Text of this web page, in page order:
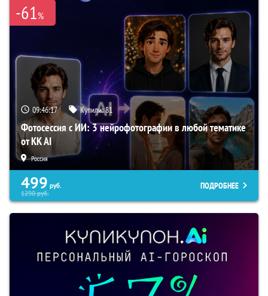
-61%
09:46:16 Купили:81
Фотосессия с ИИ: 3 нейрофотографии в любой тематике
от KK AI
Россия
499 руб.
1290руб.
ПОДРОБНЕЕ